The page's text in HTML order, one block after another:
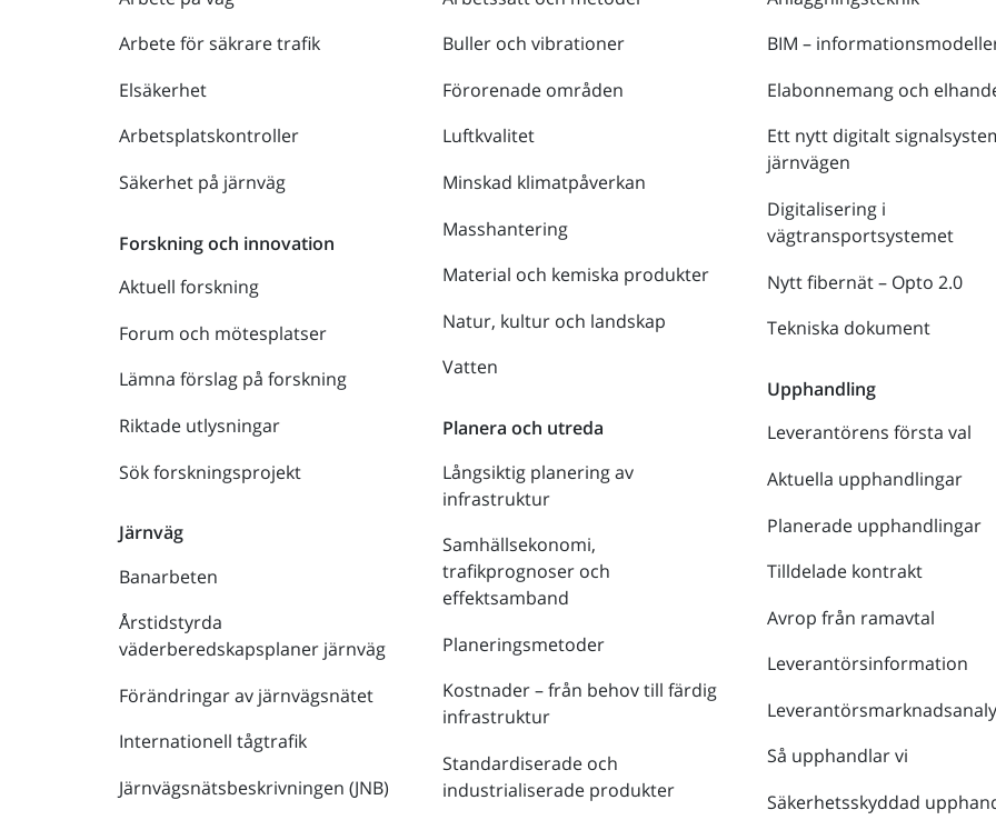
Arbete för säkrare trafik
Elsäkerhet
Arbetsplatskontroller
Säkerhet på järnväg
Forskning och innovation
Aktuell forskning
Forum och mötesplatser
Lämna förslag på forskning
Riktade utlysningar
Sök forskningsprojekt
Järnväg
Banarbeten
Årstidstyrda
väderberedskapsplaner järnväg
Förändringar av järnvägsnätet
Internationell tågtrafik
Järnvägsnätsbeskrivningen (JNB)
Buller och vibrationer
Förorenade områden
Luftkvalitet
Minskad klimatpåverkan
Masshantering
Material och kemiska produkter
Natur, kultur och landskap
Vatten
Planera och utreda
Långsiktig planering av
infrastruktur
Samhällsekonomi,
trafikprognoser och
effektsamband
Planeringsmetoder
Kostnader – från behov till färdig
infrastruktur
Standardiserade och
industrialiserade produkter
BIM –
Elabonnemang och
Ett nytt digitalt
järnvägen
Digitalisering i
vägtransportsystemet
Nytt fibernät – Opto 2.0
Tekniska dokument
Upphandling
Leverantörens första val
Aktuella upphandlingar
Planerade upphandlingar
Tilldelade kontrakt
Avrop från ramavtal
Leverantörsinformation
Så upphandlar vi
Säkerhetsskyddad